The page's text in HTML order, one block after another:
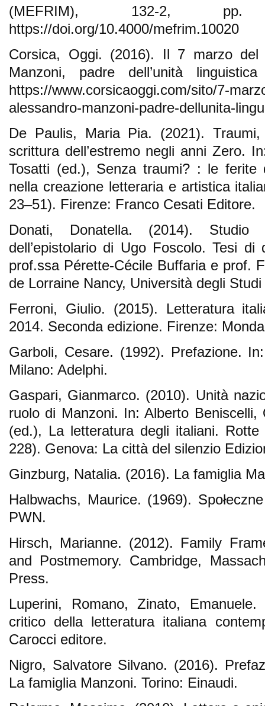
(MEFRIM), 132-2,
https://doi.org/10.4000/mefrim.10020
Corsica, Oggi. (2016). Il 7 marzo del
Manzoni, padre dell’unità
https://www.corsicaoggi.com/sito/7-
alessandro-manzoni-padre-dellunita-
De Paulis, Maria Pia. (2021).
scrittura dell’estremo negli anni Zero.
Tosatti (ed.), Senza traumi? : le ferite
nella creazione letteraria e artistica
23–51). Firenze: Franco Cesati Editore.
Donati, Donatella. (2014). Studio
dell’epistolario di Ugo Foscolo. Tesi
prof.ssa Pérette-Cécile Buffaria e prof.
de Lorraine Nancy, Università degli
Ferroni, Giulio. (2015). Letteratura
2014. Seconda edizione. Firenze:
Garboli, Cesare. (1992). Prefazione.
Milano: Adelphi.
Gaspari, Gianmarco. (2010). Unità
ruolo di Manzoni. In: Alberto Beniscelli,
(ed.), La letteratura degli italiani.
228). Genova: La città del silenzio
Ginzburg, Natalia. (2016). La famiglia
Halbwachs, Maurice. (1969).
PWN.
Hirsch, Marianne. (2012). Family
and Postmemory. Cambridge,
Press.
Luperini, Romano, Zinato,
critico della letteratura italiana
Carocci editore.
Nigro, Salvatore Silvano. (2016).
La famiglia Manzoni. Torino: Einaudi.